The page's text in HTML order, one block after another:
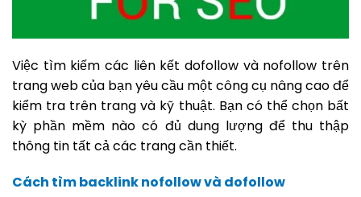
Việc tìm kiếm các liên kết dofollow và nofollow trên
trang web của bạn yêu cầu một công cụ nâng cao để
kiểm tra trên trang và kỹ thuật. Bạn có thể chọn bất
kỳ phần mềm nào có đủ dung lượng để thu thập
thông tin tất cả các trang cần thiết.
Cách tìm backlink nofollow và dofollow